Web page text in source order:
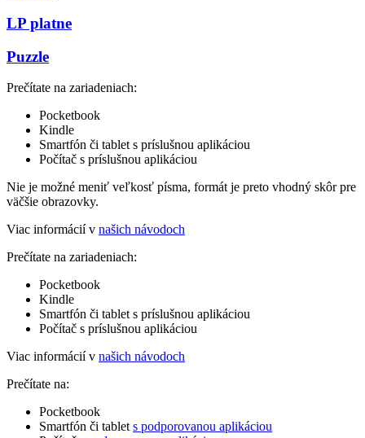
LP platne
Puzzle
Prečítate na zariadeniach:
Pocketbook
Kindle
Smartfón či tablet s príslušnou aplikáciou
Počítač s príslušnou aplikáciou
Nie je možné meniť veľkosť písma, formát je preto vhodný skôr pre
väčšie obrazovky.
Viac informácií v našich návodoch
Prečítate na zariadeniach:
Pocketbook
Kindle
Smartfón či tablet s príslušnou aplikáciou
Počítač s príslušnou aplikáciou
Viac informácií v našich návodoch
Prečítate na:
Pocketbook
Smartfón či tablet s podporovanou aplikáciou